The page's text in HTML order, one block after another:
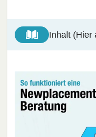
Inhalt (Hier